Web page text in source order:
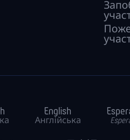
English
Англійська